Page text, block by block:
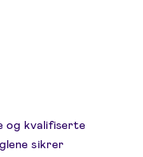
og kvalifiserte
sikrer